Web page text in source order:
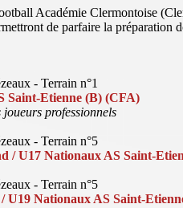
Académie Clermontoise
de parfaire la préparation
- Terrain n°1
Saint-Etienne (B) (CFA)
professionnels
- Terrain n°5
/ U17 Nationaux AS Saint-
- Terrain n°5
U19 Nationaux AS Saint-